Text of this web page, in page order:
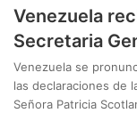
Venezuela
Secretaria
Venezuela se
las declaraciones de
Señora Patricia